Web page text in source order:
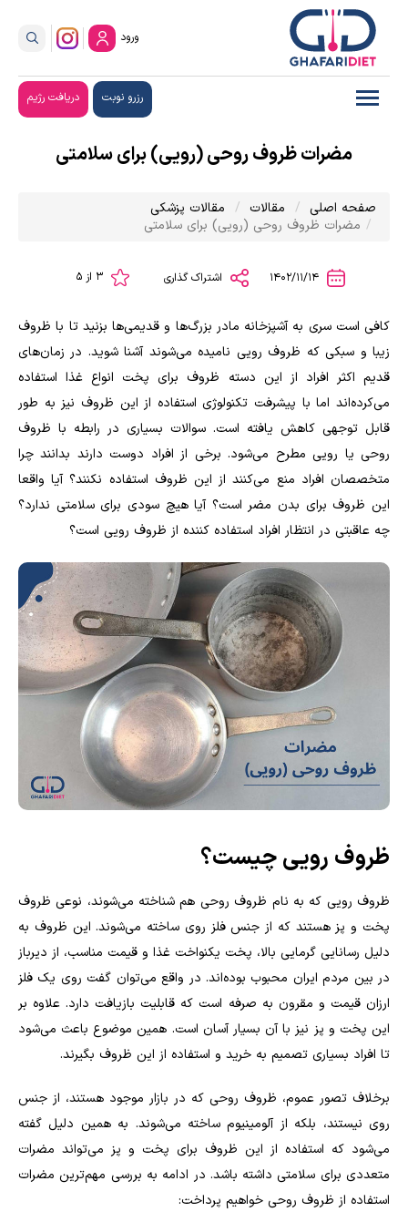
ورود
رزرو نوبت دریافت رژیم
مضرات ظروف روحی (رویی) برای سلامتی
صفحه اصلی مقالات
مقالات پزشکی
مضرات ظروف روحی (رویی) برای سلامتی
اشتراک گذاری
کافی است سری به آشپزخانه مادر بزرگ‌ها و قدیمی‌ها بزنید تا با ظروف
زیبا و سبکی که ظروف رویی نامیده می‌شوند آشنا شوید. در زمان‌های
قدیم اکثر افراد از این دسته ظروف برای پخت انواع غذا استفاده
می‌کرده‌اند اما با پیشرفت تکنولوژی استفاده از این ظروف نیز به طور
قابل توجهی کاهش یافته است. سوالات بسیاری در رابطه با ظروف
روحی یا رویی مطرح می‌شود. برخی از افراد دوست دارند بدانند چرا
متخصصان افراد منع می‌کنند از این ظروف استفاده نکنند؟ آیا واقعا
این ظروف برای بدن مضر است؟ آیا هیچ سودی برای سلامتی ندارد؟
چه عاقبتی در انتظار افراد استفاده کننده از ظروف رویی است؟
ظروف رویی چیست؟
ظروف رویی که به نام ظروف روحی هم شناخته می‌شوند، نوعی ظروف
پخت و پز هستند که از جنس فلز روی ساخته می‌شوند. این ظروف به
دلیل رسانایی گرمایی بالا، پخت یکنواخت غذا و قیمت مناسب، از دیرباز
در بین مردم ایران محبوب بوده‌اند. در واقع می‌توان گفت روی یک فلز
ارزان قیمت و مقرون به صرفه‌ است که قابلیت بازیافت دارد. علاوه بر
این پخت و پز نیز با آن بسیار آسان است. همین موضوع باعث می‌شود
تا افراد بسیاری تصمیم به خرید و استفاده از این ظروف بگیرند.
برخلاف تصور عموم، ظروف روحی که در بازار موجود هستند، از جنس
روی نیستند، بلکه از آلومینیوم ساخته می‌شوند. به همین دلیل گفته
می‌شود که استفاده از این ظروف برای پخت و پز می‌تواند مضرات
متعددی برای سلامتی داشته باشد. در ادامه به بررسی مهم‌ترین مضرات
استفاده از ظروف روحی خواهیم پرداخت: